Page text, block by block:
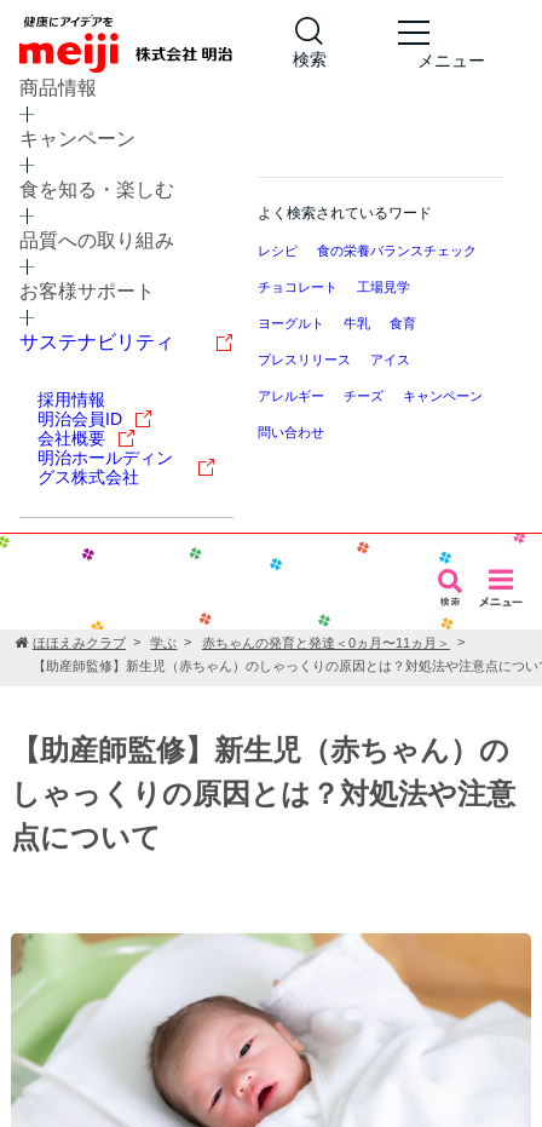
検索 メニュー
商品情報
キャンペーン
食を知る・楽しむ
品質への取り組み
お客様サポート
サステナビリティ
採用情報
明治会員ID
会社概要
明治ホールディン
グス株式会社
よく検索されているワード
レシピ 食の栄養バランスチェック
チョコレート 工場見学
ヨーグルト 牛乳 食育
プレスリリース アイス
アレルギー チーズ キャンペーン
問い合わせ
ほほえみクラブ 学ぶ
赤ちゃんの発育と発達＜0ヵ月〜11ヵ月＞
【助産師監修】新生児（赤ちゃん）のしゃっくりの原因とは？対処法や注意点につい
【助産師監修】新生児（赤ちゃん）の
しゃっくりの原因とは？対処法や注意
点について